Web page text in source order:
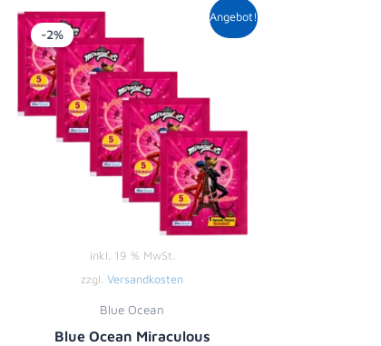
Angebot!
-2%
inkl. 19 % MwSt.
zzgl. Versandkosten
Blue Ocean
Blue Ocean Miraculous
Ursprünglicher
war:
5,00 €
Aktueller
Preis